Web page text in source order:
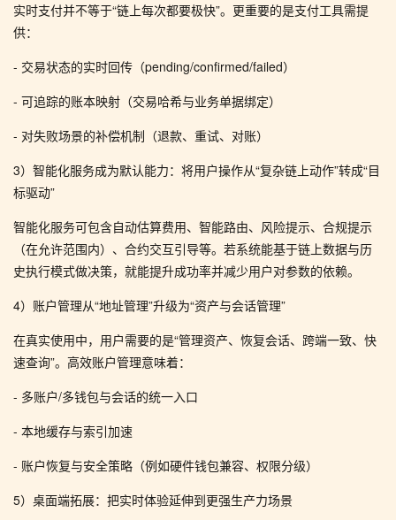
实时支付并不等于“链上每次都要极快”。更重要的是支付工具需提
供：
- 交易状态的实时回传（pending/confirmed/failed）
- 可追踪的账本映射（交易哈希与业务单据绑定）
- 对失败场景的补偿机制（退款、重试、对账）
3）智能化服务成为默认能力：将用户操作从“复杂链上动作”转成“目
标驱动”
智能化服务可包含自动估算费用、智能路由、风险提示、合规提示
（在允许范围内）、合约交互引导等。若系统能基于链上数据与历
史执行模式做决策，就能提升成功率并减少用户对参数的依赖。
4）账户管理从“地址管理”升级为“资产与会话管理”
在真实使用中，用户需要的是“管理资产、恢复会话、跨端一致、快
速查询”。高效账户管理意味着：
- 多账户/多钱包与会话的统一入口
- 本地缓存与索引加速
- 账户恢复与安全策略（例如硬件钱包兼容、权限分级）
5）桌面端拓展：把实时体验延伸到更强生产力场景